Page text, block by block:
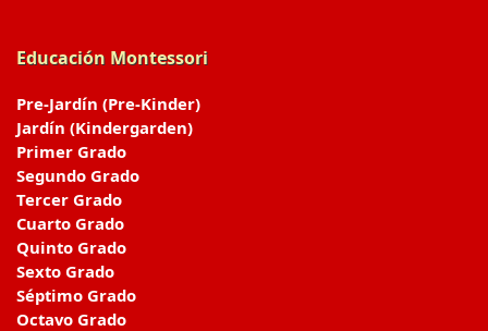
Educación Montessori
Pre-Jardín (Pre-Kinder)
Jardín (Kindergarden)
Primer Grado
Segundo Grado
Tercer Grado
Cuarto Grado
Quinto Grado
Sexto Grado
Séptimo Grado
Octavo Grado